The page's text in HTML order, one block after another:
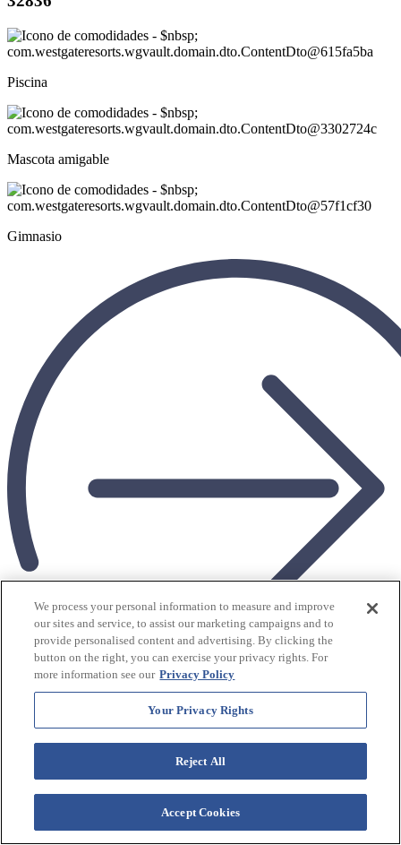
Piscina
Mascota amigable
Gimnasio
Más comodidades
tarifas de esta noche desde
$
Westgate Blue Tree Resort
Recurso
We process your personal information to measure and improve
our sites and service, to assist our marketing campaigns and to
provide personalised content and advertising. By clicking the
button on the right, you can exercise your privacy rights. For
more information see our Privacy Policy
Your Privacy Rights
Reject All
Accept Cookies